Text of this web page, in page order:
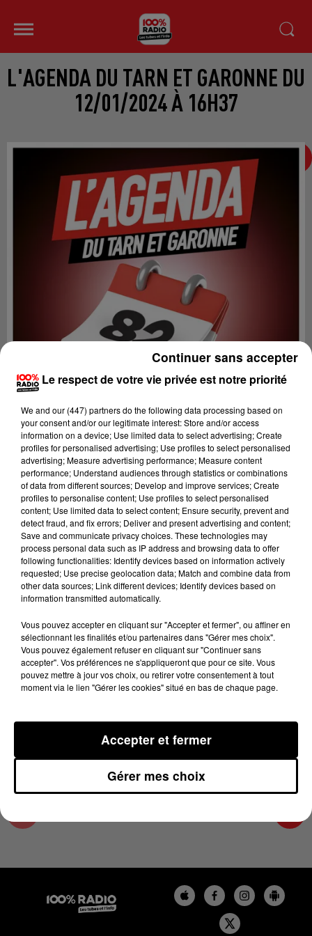
L'AGENDA DU TARN ET GARONNE DU
12/01/2024 À 16H37
Lecture (1 min 14 sec)
100%
100% Radio l'agenda du Tarn et Garonne
12 janvier 2024 - 1 min 14 sec
L'AGENDA DU TARN ET GARONNE DU
12/01/2024 À 16H37
L'agenda du Tarn et Garonne
Le respect de votre vie privée est notre priorité
We and our (447) partnersdo the following data processing based on
your consent and/or our legitimate interest: Store and/or access
information on a device; Use limited data to select advertising; Create
profiles for personalised advertising; Use profiles to select personalised
advertising; Measure advertising performance; Measure content
performance; Understand audiences through statistics or combinations
of data from different sources; Develop and improve services; Create
profiles to personalise content; Use profiles to select personalised
content; Use limited data to select content; Ensure security, prevent and
detect fraud, and fix errors; Deliver and present advertising and content;
Save and communicate privacy choices. These technologies may
process personal data such as IP address and browsing data to offer
following functionalities: Identify devices based on information actively
requested; Use precise geolocation data; Match and combine data from
other data sources; Link different devices; Identify devices based on
information transmitted automatically.
Vous pouvez accepter en cliquant sur "Accepter et fermer", ou affiner en
sélectionnant les finalités et/ou partenaires dans "Gérer mes choix".
Vous pouvez également refuser en cliquant sur "Continuer sans
accepter". Vos préférences ne s'appliqueront que pour ce site. Vous
pouvez mettre à jour vos choix, ou retirer votre consentement à tout
moment via le lien "Gérer les cookies" situé en bas de chaque page.
Gérer mes choix
Accepter et fermer
Continuer sans accepter